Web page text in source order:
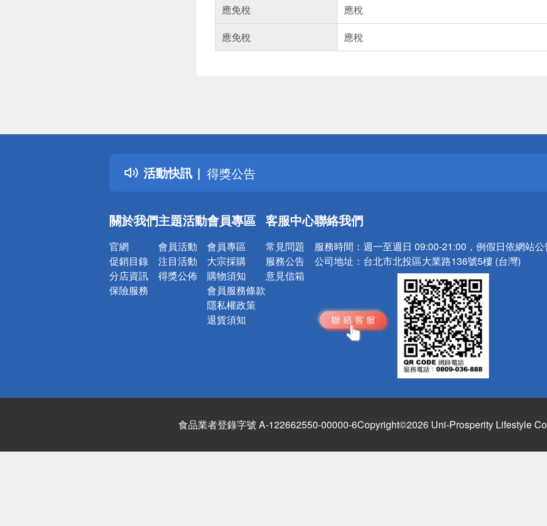
應免稅
應稅
應免稅
應稅
活動快訊
詐騙網頁！請小心！
得獎公告
熱門話題
銀行優惠
詐騙網頁！請小心！
關於我們
官網
促銷目錄
分店資訊
保險服務
主題活動
會員活動
注目活動
得獎公佈
會員專區
會員專區
大宗採購
購物須知
會員服務條款
隱私權政策
退貨須知
客服中心
常見問題
服務公告
意見信箱
聯絡我們
服務時間： 週一至週日 09:00-21:00，例假日依網站
公司地址： 台北市北投區大業路136號5樓 (台灣)
食品業者登錄字號 A-122662550-00000-6Copyright©2026 Uni-Prosperity Lifestyle